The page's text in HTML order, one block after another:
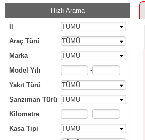
Hızlı Arama
TÜMÜ
Araç Türü
TÜMÜ
Marka
TÜMÜ
Model Yılı
-
Yakıt Türü
TÜMÜ
Şanzıman Türü
TÜMÜ
Kilometre
-
Kasa Tipi
TÜMÜ